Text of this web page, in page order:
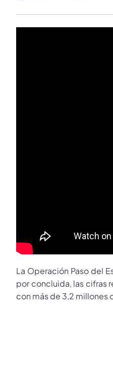
La Operación Paso del
por concluida, las cifras
con más de 3,2